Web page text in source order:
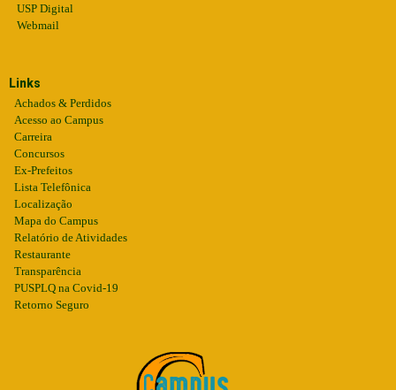
USP Digital
Webmail
Links
Achados & Perdidos
Acesso ao Campus
Carreira
Concursos
Ex-Prefeitos
Lista Telefônica
Localização
Mapa do Campus
Relatório de Atividades
Restaurante
Transparência
PUSPLQ na Covid-19
Retorno Seguro